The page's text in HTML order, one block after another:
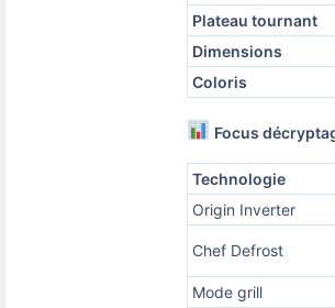
Plateau tournant
Dimensions
Coloris
Focus
Technologie
Origin Inverter
Chef Defrost
Mode grill